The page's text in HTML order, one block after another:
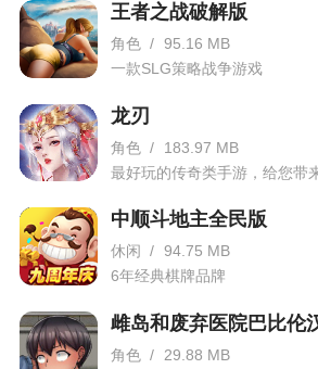
2、费用删除期间内，事先充
户不删除时的收费金额中
更新日志
2. 优化英雄快速升星界面
3. 修复圣印部分情况下属性无
4. 战斗中2倍速开启优化
王者之战破解版
角色 / 95.16 MB
一款SLG策略战争游戏
龙刃
角色 /
183.97 MB
最好玩的传奇类手游，给您带
中顺斗地主全民版
休闲 / 94.75 MB
6年经典棋牌品牌
雌岛和废弃医院巴比伦
角色 /
29.88 MB